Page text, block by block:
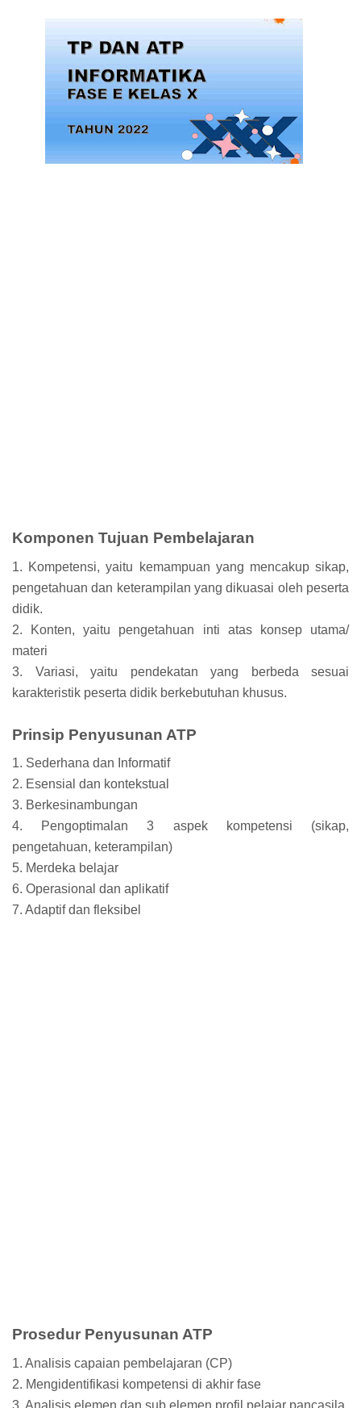
Komponen Tujuan Pembelajaran
1. Kompetensi, yaitu kemampuan yang mencakup sikap,
pengetahuan dan keterampilan yang dikuasai oleh peserta
didik.
2. Konten, yaitu pengetahuan inti atas konsep utama/
materi
3. Variasi, yaitu pendekatan yang berbeda sesuai
karakteristik peserta didik berkebutuhan khusus.
Prinsip Penyusunan ATP
1. Sederhana dan Informatif
2. Esensial dan kontekstual
3. Berkesinambungan
4. Pengoptimalan 3 aspek kompetensi (sikap,
pengetahuan, keterampilan)
5. Merdeka belajar
6. Operasional dan aplikatif
7. Adaptif dan fleksibel
Prosedur Penyusunan ATP
1. Analisis capaian pembelajaran (CP)
2. Mengidentifikasi kompetensi di akhir fase
3. Analisis elemen dan sub elemen profil pelajar pancasila